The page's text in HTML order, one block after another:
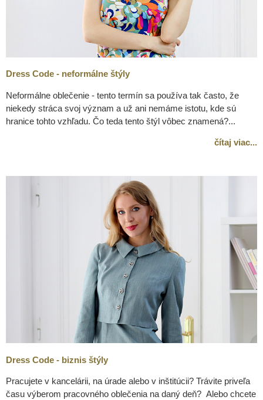
Dress Code - neformálne štýly
Neformálne oblečenie - tento termín sa používa tak často, že
niekedy stráca svoj význam a už ani nemáme istotu, kde sú
hranice tohto vzhľadu. Čo teda tento štýl vôbec znamená?...
čítaj viac...
Dress Code - biznis štýly
Pracujete v kancelárii, na úrade alebo v inštitúcii? Trávite priveľa
času výberom pracovného oblečenia na daný deň? Alebo chcete